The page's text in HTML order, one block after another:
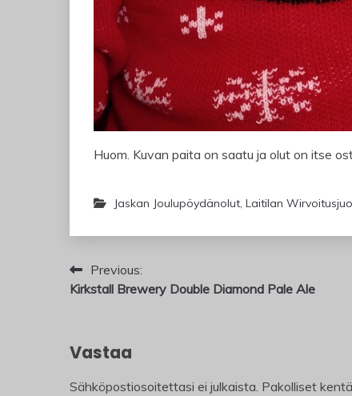
Huom. Kuvan paita on saatu ja olut on itse
Jaskan Joulupöydänolut, Laitilan
Artikkelien
selaus
Previous:
Kirkstall Brewery Double Diamond Pale Ale
Vastaa
Sähköpostiosoitettasi ei julkaista. Pakolliset